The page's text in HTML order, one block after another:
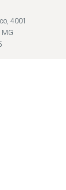
4001
MG